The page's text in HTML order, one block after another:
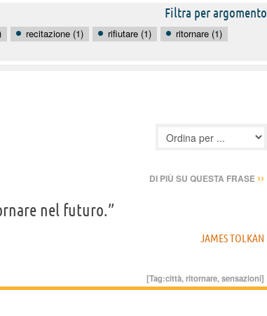
Filtra per argomento
recitazione (1) rifiutare (1)
ritornare (1)
DI PIÙ SU QUESTA FRASE ››
nel futuro.”
JAMES TOLKAN
[Tag:città,ritornare,sensazioni]